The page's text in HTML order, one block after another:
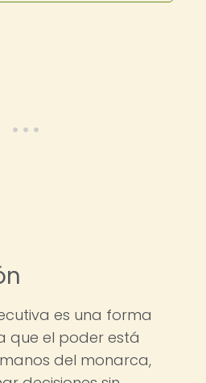
es una forma
que el poder está
del monarca,